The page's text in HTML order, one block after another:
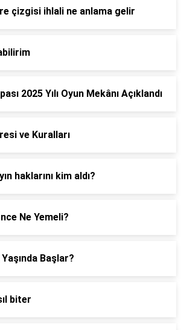
çizgisi ihlali ne anlama gelir
2025 Yılı Oyun Mekânı Açıklandı
ve Kuralları
haklarını kim aldı?
Ne Yemeli?
Başlar?
biter